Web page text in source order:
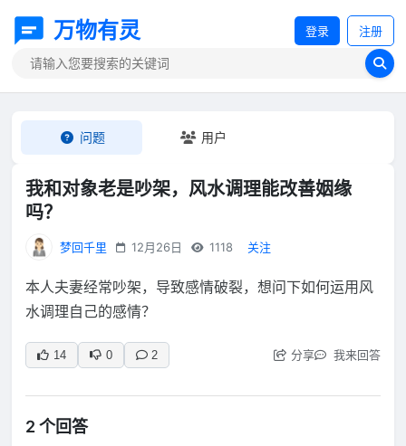
万物有灵 登录 注册
问题 用户
我和对象老是吵架，风水调理能改善姻缘
吗？
梦回千里 12月26日 1118 关注
本人夫妻经常吵架，导致感情破裂，想问下如何运用风
水调理自己的感情？
14 0 2 分享 我来回答
2 个回答